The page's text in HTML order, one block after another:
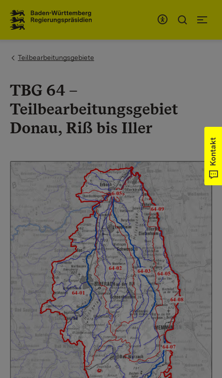
You are here:
Teilbearbeitungsgebiete
TBG 64 –
Teilbearbeitungsgebiet
Donau, Riß bis Iller
Show larger version for:
Kontakt